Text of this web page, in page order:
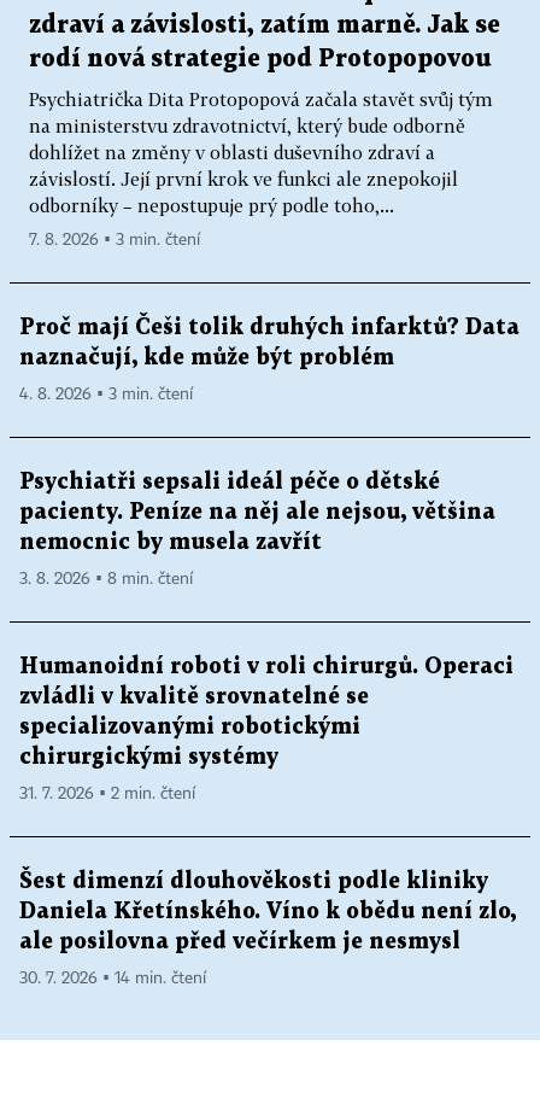
zdraví a závislosti, zatím marně. Jak se
rodí nová strategie pod Protopopovou
Psychiatrička Dita Protopopová začala stavět svůj tým
na ministerstvu zdravotnictví, který bude odborně
dohlížet na změny v oblasti duševního zdraví a
závislostí. Její první krok ve funkci ale znepokojil
odborníky – nepostupuje prý podle toho,...
7. 8. 2026 ▪ 3 min. čtení
Proč mají Češi tolik druhých infarktů? Data
naznačují, kde může být problém
4. 8. 2026 ▪ 3 min. čtení
Psychiatři sepsali ideál péče o dětské
pacienty. Peníze na něj ale nejsou, většina
nemocnic by musela zavřít
3. 8. 2026 ▪ 8 min. čtení
Humanoidní roboti v roli chirurgů. Operaci
zvládli v kvalitě srovnatelné se
specializovanými robotickými
chirurgickými systémy
31. 7. 2026 ▪ 2 min. čtení
Šest dimenzí dlouhověkosti podle kliniky
Daniela Křetínského. Víno k obědu není zlo,
ale posilovna před večírkem je nesmysl
30. 7. 2026 ▪ 14 min. čtení